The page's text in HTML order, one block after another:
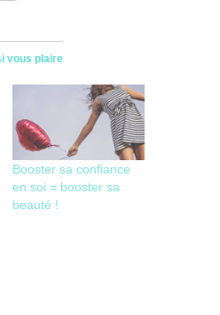
vous plaire
Booster sa confiance
en soi = booster sa
beauté !